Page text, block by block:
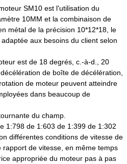
SM10 est l'utilisation du
10MM et la combinaison de
métal de la précision 10*12*18, le
aux besoins du client selon
est de 18 degrés, c.-à-d., 20
de boîte de décélération,
de moteur peuvent atteindre
dans beaucoup de
du champ.
1:798 de 1:603 de 1:399 de 1:302
différentes conditions de vitesse de
de vitesse, en même temps
appropriée du moteur pas à pas